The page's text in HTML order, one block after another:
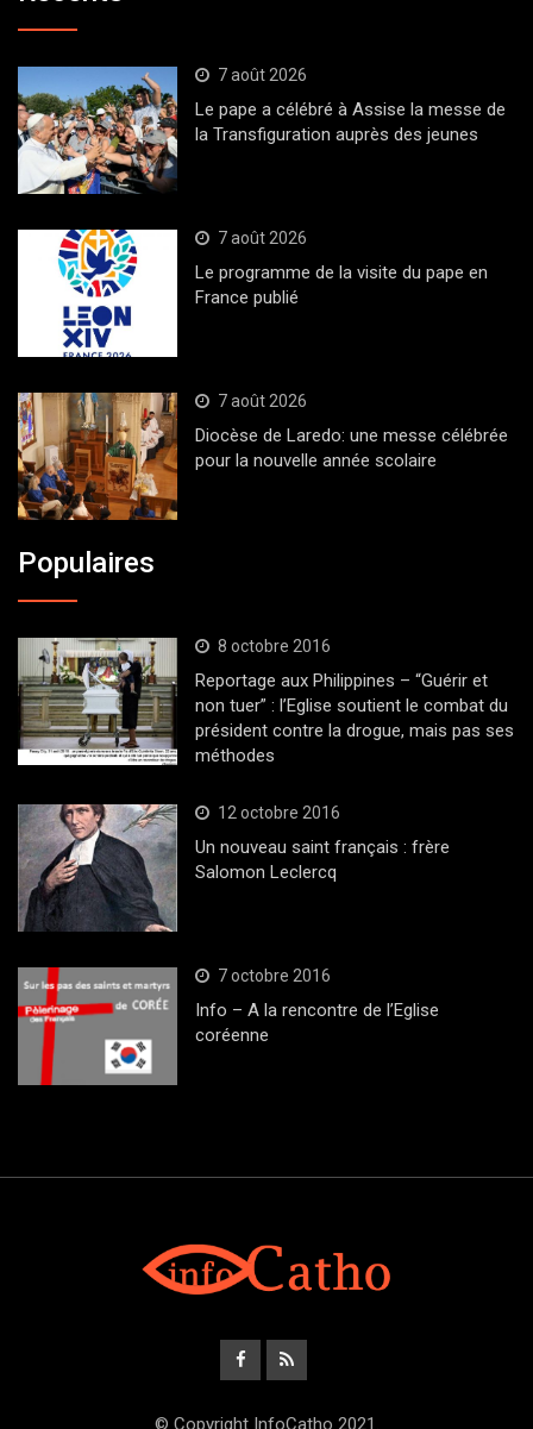
7 août 2026
Le pape a célébré à Assise la messe de
la Transfiguration auprès des jeunes
7 août 2026
Le programme de la visite du pape en
France publié
7 août 2026
Diocèse de Laredo: une messe célébrée
pour la nouvelle année scolaire
Populaires
8 octobre 2016
Reportage aux Philippines – “Guérir et
non tuer” : l’Eglise soutient le combat du
président contre la drogue, mais pas ses
méthodes
12 octobre 2016
Un nouveau saint français : frère
Salomon Leclercq
7 octobre 2016
Info – A la rencontre de l’Eglise
coréenne
© Copyright InfoCatho 2021.